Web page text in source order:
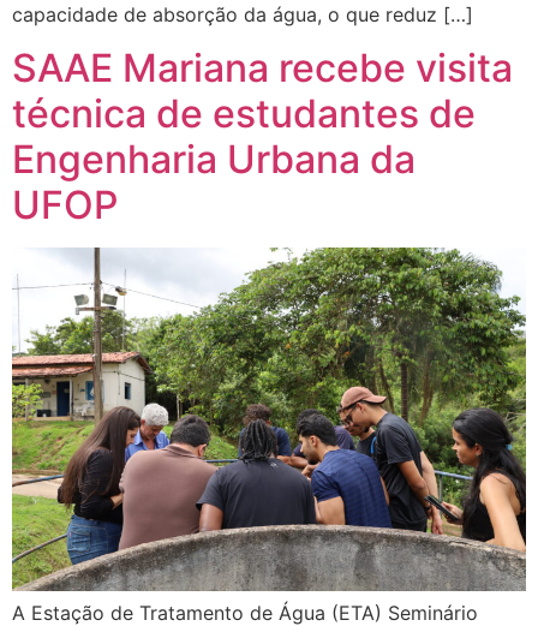
capacidade de absorção da água, o que reduz […]
SAAE Mariana recebe visita
técnica de estudantes de
Engenharia Urbana da
UFOP
A Estação de Tratamento de Água (ETA) Seminário